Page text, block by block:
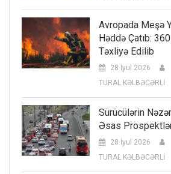
Avropada Meşə
Həddə Çatıb:
Təxliyə Edilib
28 İyul 2026
TURAL KƏLBƏCƏRLİ
Sürücülərin
Əsas
28 İyul 2026
TURAL KƏLBƏCƏRLİ